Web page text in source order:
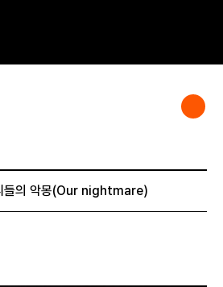
들의 악몽(Our nightmare)